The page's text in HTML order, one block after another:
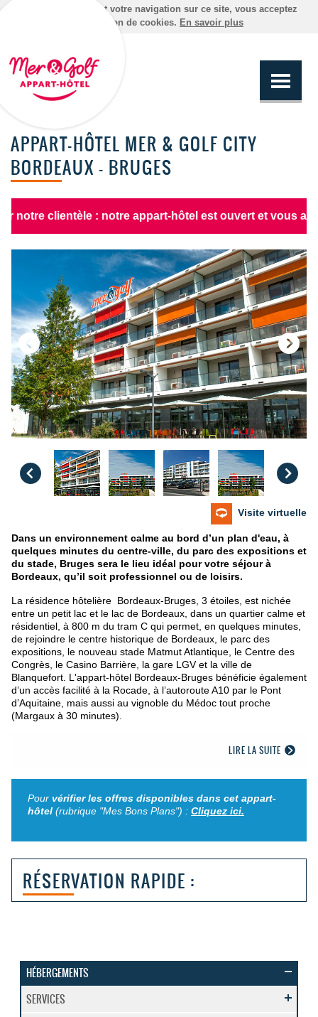
En poursuivant votre navigation sur ce site, vous acceptez
l'utilisation de cookies. En savoir plus
APPART-HÔTEL MER & GOLF CITY
BORDEAUX - BRUGES
clientèle : notre appart-hôtel est ouvert et vous
Visite virtuelle
Dans un environnement calme au bord d’un plan d'eau, à
quelques minutes du centre-ville, du parc des expositions et
du stade, Bruges sera le lieu idéal pour votre séjour à
Bordeaux, qu’il soit professionnel ou de loisirs.
La résidence hôtelière Bordeaux-Bruges, 3 étoiles, est nichée
entre un petit lac et le lac de Bordeaux, dans un quartier calme et
résidentiel, à 800 m du tram C qui permet, en quelques minutes,
de rejoindre le centre historique de Bordeaux, le parc des
expositions, le nouveau stade Matmut Atlantique, le Centre des
Congrès, le Casino Barrière, la gare LGV et la ville de
Blanquefort. L'appart-hôtel Bordeaux-Bruges bénéficie également
d’un accès facilité à la Rocade, à l’autoroute A10 par le Pont
d’Aquitaine, mais aussi au vignoble du Médoc tout proche
(Margaux à 30 minutes).
LIRE LA SUITE
Pour vérifier les offres disponibles dans cet appart-
hôtel (rubrique "Mes Bons Plans") : Cliquez ici.
RÉSERVATION RAPIDE :
HÉBERGEMENTS
SERVICES